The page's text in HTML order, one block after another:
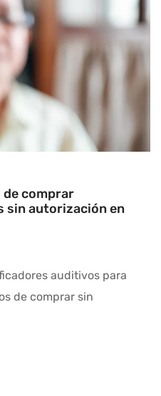
comprar
sin autorización en
auditivos para
de comprar sin